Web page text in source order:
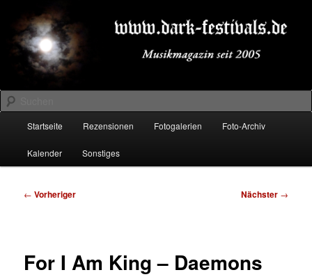
primären
Inhalt
springenDARK-FESTIVALS.DE
Suchen
Startseite Rezensionen Fotogalerien Foto-Archiv
Kalender Sonstiges
Beitragsnavigation
← Vorheriger Nächster →
For I Am King – Daemons